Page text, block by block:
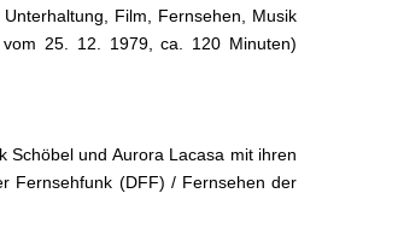
Film, Fernsehen, Musik
25. 12. 1979, ca. 120 Minuten)
Schöbel und Aurora Lacasa mit ihren
Fernsehfunk (DFF) / Fernsehen der